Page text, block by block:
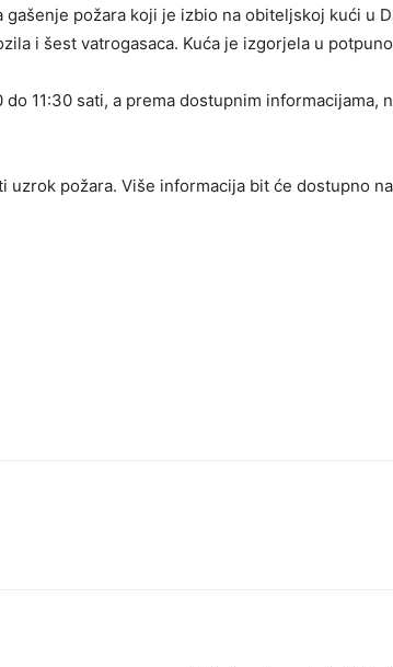
gašenje požara koji je izbio na obiteljskoj kući u
i šest vatrogasaca. Kuća je izgorjela u
11:30 sati, a prema dostupnim informacijama,
uzrok požara. Više informacija bit će dostupno